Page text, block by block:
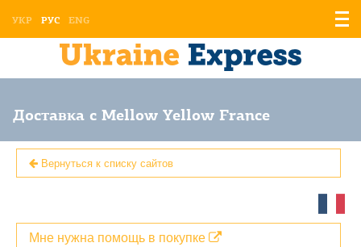
УКР РУС ENG
Доставка с Mellow Yellow France
Вернуться к списку сайтов
Мне нужна помощь в покупке